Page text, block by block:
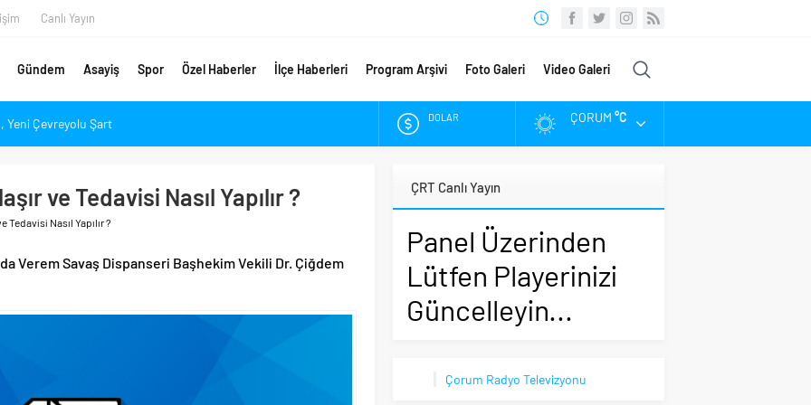
Canlı Yayın
Gündem Asayiş Spor Özel Haberler İlçe Haberleri Program Arşivi Foto Galeri Video Galeri
Yeni Çevreyolu Şart
Yükünü Hafifletmeliyiz
Rota Çorum mu, İstanbul mu?
Değerli Kaçıncı Stoperi Oldu?
Denetlendi
DOLAR
ALTIN
BIST
ÇORUM °C
ve Tedavisi Nasıl Yapılır ?
Tedavisi Nasıl Yapılır ?
Verem Savaş Dispanseri Başhekim Vekili Dr. Çiğdem
ÇRT Canlı Yayın
Panel Üzerinden
Lütfen Playerinizi
Güncelleyin...
Çorum Radyo Televizyonu